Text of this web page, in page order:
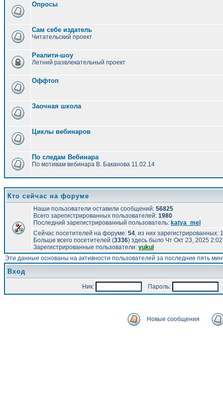
Опросы
Сам себе издатель
Читательский проект
Реалити-шоу
Летний развлекательный проект
Оффтоп
Заочная школа
Циклы вебинаров
По следам Вебинара
По мотивам вебинара В. Баканова 11.02.14
Кто сейчас на форуме
Наши пользователи оставили сообщений: 56825
Всего зарегистрированных пользователей: 1980
Последний зарегистрированный пользователь: katya_mel
Сейчас посетителей на форуме: 54, из них
Больше всего посетителей (3336) здесь было Чт Окт 23, 2025
Зарегистрированные пользователи: vukul
Эти данные основаны на активности пользователей за последние пять
Вход
Ник: Пароль:
Новые сообщения